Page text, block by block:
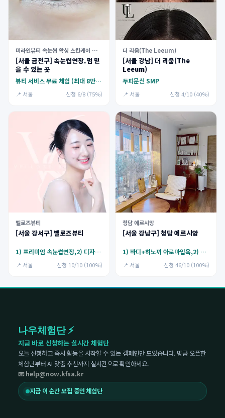
미라인뷰티 속눈썹 왁싱 스킨케어 가산점
[서울 금천구] 속눈썹연장.펌 믿
을 수 있는 곳
뷰티 서비스 무료 체험 (최대 8만원)
📍 서울 신청 6/8 (75%)
더 리움(The Leeum)
[서울 강남] 더 리움(The
Leeum)
두피문신 SMP
📍 서울 신청 4/10 (40%)
벨로즈뷰티
[서울 강서구] 벨로즈뷰티
1) 프리미엄 속눈썹연장,2) 디자인 애니메연장
📍 서울 신청 10/10 (100%)
청담 에르시앙
[서울 강남구] 청담 에르시앙
1) 바디+히노끼 아로마입욕,2) 페이스+히노끼 아로마입욕
📍 서울 신청 46/10 (100%)
나우체험단 ⚡
지금 바로 신청하는 실시간 체험단
오늘 신청하고 즉시 활동을 시작할 수 있는 캠페인만 모았습니다. 방금 오픈한
체험단부터 AI 맞춤 추천까지 실시간으로 확인하세요.
📧 help@now.kfsa.kr
지금 이 순간 모집 중인 체험단